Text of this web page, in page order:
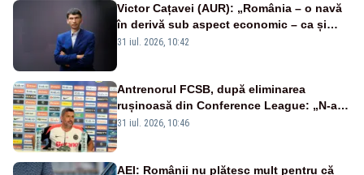
Victor Cațavei (AUR): „România – o navă
în derivă sub aspect economic – ca și
rezultat al guvernărilor din ultimii 36 de
31 iul. 2026, 10:42
Antrenorul FCSB, după eliminarea
rușinoasă din Conference League: „N-ai
cum să nu scoți în evidență și lucrurile
31 iul. 2026, 10:46
AEI: Românii nu plătesc mult pentru că